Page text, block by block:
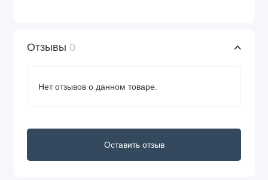
Отзывы 0
Нет отзывов о данном товаре.
Оставить отзыв